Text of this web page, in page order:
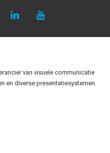
van visuele communicatie
en diverse presentatiesystemen.